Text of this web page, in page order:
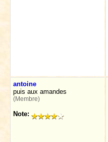
antoine
puis aux amandes
(Membre)
Note: